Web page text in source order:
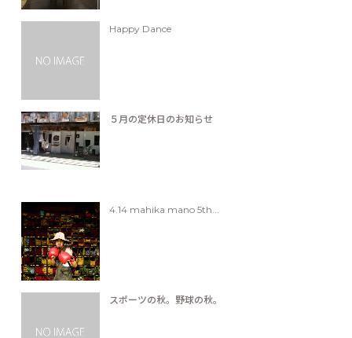
Happy Dance
５月の定休日のお知らせ
4.14 mahika mano 5th...
スポーツの秋。野球の秋。